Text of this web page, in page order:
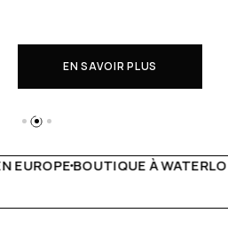
EN SAVOIR PLUS
LIVRAISON GRATUITE